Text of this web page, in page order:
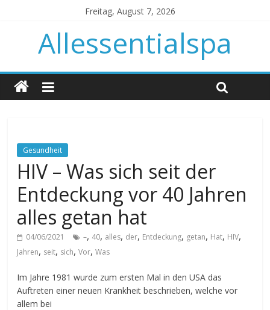
Freitag, August 7, 2026
Allessentialspa
Gesundheit
HIV – Was sich seit der
Entdeckung vor 40 Jahren
alles getan hat
04/06/2021 –, 40, alles, der, Entdeckung, getan, Hat, HIV,
Jahren, seit, sich,Vor,Was
Im Jahre 1981 wurde zum ersten Mal in den USA das
Auftreten einer neuen Krankheit beschrieben, welche vor
allem bei